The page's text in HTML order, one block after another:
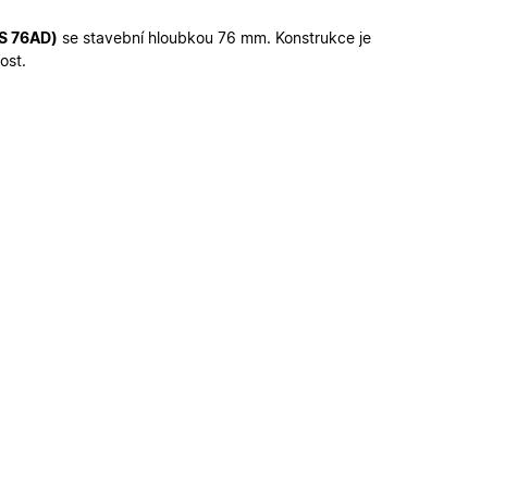
76AD) se stavební hloubkou 76 mm. Konstrukce je
analytickými cookies
Universal Analytics - což
služby Google.
cookies
webu podporuje
je nalezen jako soubor
a provádí informace o